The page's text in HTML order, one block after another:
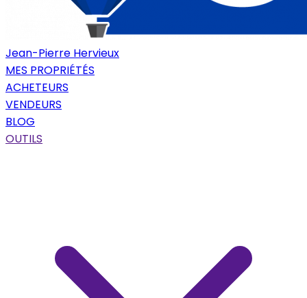
Jean-Pierre Hervieux
MES PROPRIÉTÉS
ACHETEURS
VENDEURS
BLOG
OUTILS